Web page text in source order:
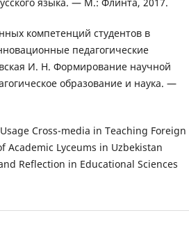
компетенций студентов в
педагогические
И. Н. Формирование научной
образование и наука. —
Cross-media in Teaching Foreign
Academic Lyceums in Uzbekistan
Reflection in Educational Sciences